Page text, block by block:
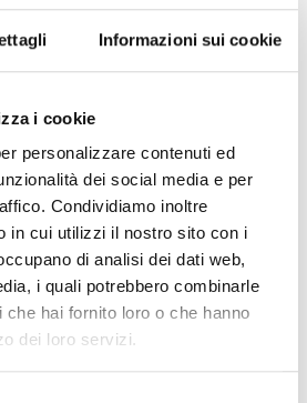
Informazioni sui cookie
i cookie
personalizzare contenuti ed
dei social media e per
Condividiamo inoltre
in cui utilizzi il nostro sito con i
di analisi dei dati web,
i quali potrebbero combinarle
hai fornito loro o che hanno
dei loro servizi.
- Materials
testing - Materials(6)
content marked with